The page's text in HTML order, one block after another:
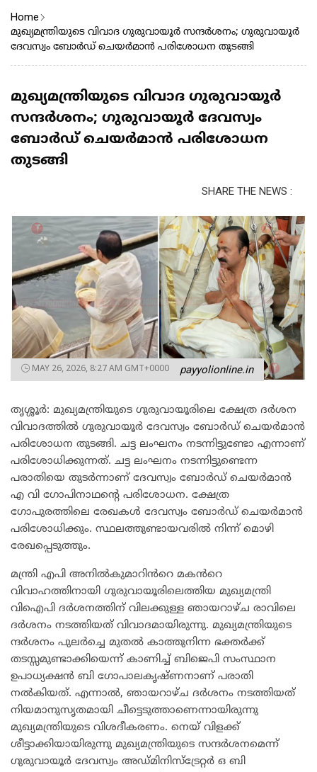
Home
മുഖ്യമന്ത്രിയുടെ വിവാദ ഗുരുവായൂർ സന്ദർശനം; ഗുരുവായൂർ
ദേവസ്വം ബോർഡ് ചെയർമാൻ പരിശോധന തുടങ്ങി
മുഖ്യമന്ത്രിയുടെ വിവാദ ഗുരുവായൂർ
സന്ദർശനം; ഗുരുവായൂർ ദേവസ്വം
ബോർഡ് ചെയർമാൻ പരിശോധന
തുടങ്ങി
SHARE THE NEWS :
MAY 26, 2026, 8:27 AM GMT+0000 payyolionline.in
തൃശ്ശൂർ: മുഖ്യമന്ത്രിയുടെ ഗുരുവായൂരിലെ ക്ഷേത്ര ദർശന
വിവാദത്തിൽ ഗുരുവായൂർ ദേവസ്വം ബോർഡ് ചെയർമാൻ
പരിശോധന തുടങ്ങി. ചട്ട ലംഘനം നടന്നിട്ടുണ്ടോ എന്നാണ്
പരിശോധിക്കുന്നത്. ചട്ട ലംഘനം നടന്നിട്ടുണ്ടെന്ന
പരാതിയെ തുടർന്നാണ് ദേവസ്വം ബോർഡ് ചെയർമാൻ
എ വി ഗോപിനാഥന്റെ പരിശോധന. ക്ഷേത്ര
ഗോപുരത്തിലെ രേഖകൾ ദേവസ്വം ബോർഡ് ചെയർമാൻ
പരിശോധിക്കും. സ്ഥലത്തുണ്ടായവരിൽ നിന്ന് മൊഴി
രേഖപ്പെടുത്തും.
മന്ത്രി എപി അനിൽകുമാറിൻറെ മകൻറെ
വിവാഹത്തിനായി ഗുരുവായൂരിലെത്തിയ മുഖ്യമന്ത്രി
വിഐപി ദർശനത്തിന് വിലക്കുള്ള ഞായറാഴ്ച രാവിലെ
ദർശനം നടത്തിയത് വിവാദമായിരുന്നു. മുഖ്യമന്ത്രിയുടെ
ന്ദർശനം പുലർച്ചെ മുതൽ കാത്തുനിന്ന ഭക്തർക്ക്
തടസ്സമുണ്ടാക്കിയെന്ന് കാണിച്ച് ബിജെപി സംസ്ഥാന
ഉപാധ്യക്ഷൻ ബി ഗോപാലകൃഷ്ണനാണ് പരാതി
നൽകിയത്. എന്നാൽ, ഞായറാഴ്ച ദർശനം നടത്തിയത്
നിയമാനുസൃതമായി ചീട്ടെടുത്താണെന്നായിരുന്നു
മുഖ്യമന്ത്രിയുടെ വിശദീകരണം. നെയ് വിളക്ക്
ശീട്ടാക്കിയായിരുന്നു മുഖ്യമന്ത്രിയുടെ സന്ദർശനമെന്ന്
ഗുരുവായൂർ ദേവസ്വം അഡ്മിനിസ്ട്രേറ്റർ ഒ ബി